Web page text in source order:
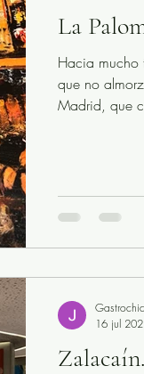
La
Hacia mucho
que no
Madrid, que
Zalacaín.
16 jul